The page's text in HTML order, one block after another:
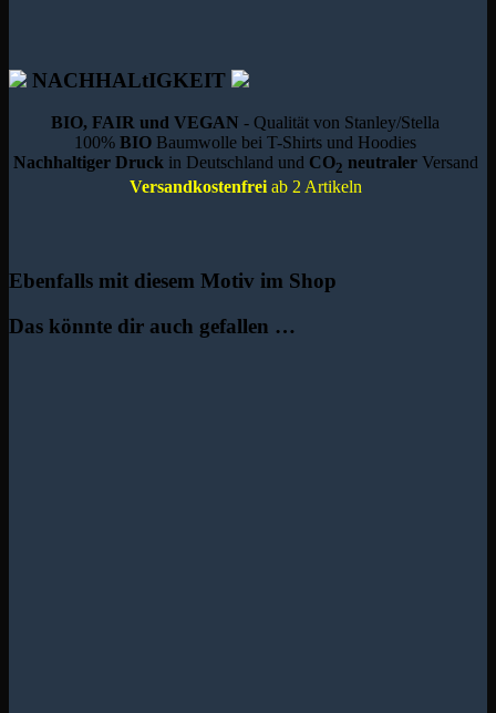
NACHHALtIGKEIT
BIO, FAIR und VEGAN - Qualität von Stanley/Stella
100%BIO Baumwolle bei T-Shirts und Hoodies
Nachhaltiger Druck in Deutschland und CO2 neutraler Versand
Versandkostenfreiab 2 Artikeln
Ebenfalls mit diesem Motiv im Shop
Das könnte dir auch gefallen …